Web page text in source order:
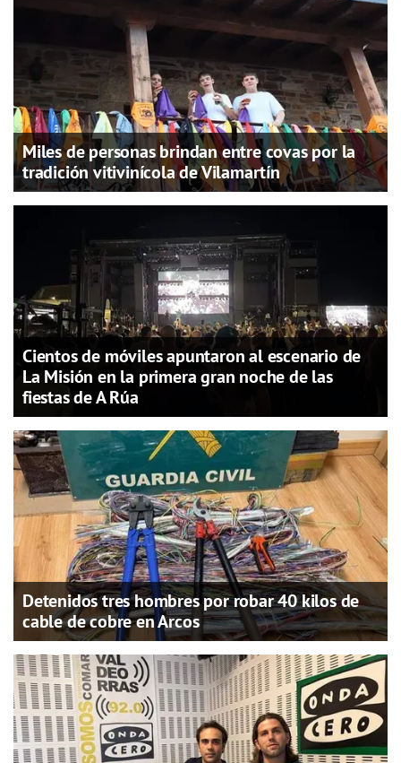
Miles de personas brindan entre covas por la
tradición vitivinícola de Vilamartín
Cientos de móviles apuntaron al escenario de
La Misión en la primera gran noche de las
fiestas de A Rúa
Detenidos tres hombres por robar 40 kilos de
cable de cobre en Arcos